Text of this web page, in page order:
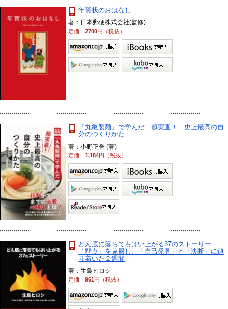
年賀状のおはなし
著：日本郵便株式会社(監修)
定価2700円（税抜）
『丸亀製麺』で学んだ 超実直！ 史上最高の自
分のつくりかた
著：小野正誉 (著)
定価1,184円（税抜）
どん底に落ちてもはい上がる37のストーリー
「弱点」を克服し、「自己発見」と「決断」に辿
り着いた２週間
著：生島ヒロシ
定価961円（税抜）